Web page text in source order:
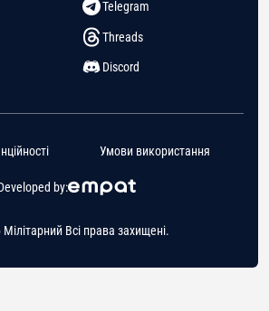
Telegram
Threads
Discord
Всі права захищені.
by:
Умови використання